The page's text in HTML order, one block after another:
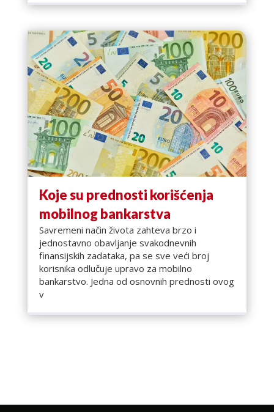
Koje su prednosti korišćenja
mobilnog bankarstva
Savremeni način života zahteva brzo i
jednostavno obavljanje svakodnevnih
finansijskih zadataka, pa se sve veći broj
korisnika odlučuje upravo za mobilno
bankarstvo. Jedna od osnovnih prednosti ovog
v